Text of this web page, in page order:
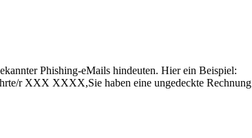
Phishing-eMails hindeuten. Hier ein Beispiel:
r XXX XXXX,Sie haben eine ungedeckte Rechnung